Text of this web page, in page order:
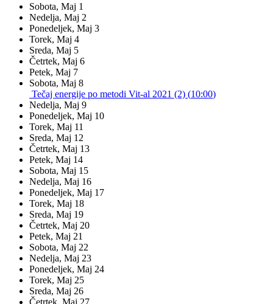
Sobota, Maj 1
Nedelja, Maj 2
Ponedeljek, Maj 3
Torek, Maj 4
Sreda, Maj 5
Četrtek, Maj 6
Petek, Maj 7
Sobota, Maj 8
Tečaj energije po metodi Vit-al 2021 (2) (10:00)
Nedelja, Maj 9
Ponedeljek, Maj 10
Torek, Maj 11
Sreda, Maj 12
Četrtek, Maj 13
Petek, Maj 14
Sobota, Maj 15
Nedelja, Maj 16
Ponedeljek, Maj 17
Torek, Maj 18
Sreda, Maj 19
Četrtek, Maj 20
Petek, Maj 21
Sobota, Maj 22
Nedelja, Maj 23
Ponedeljek, Maj 24
Torek, Maj 25
Sreda, Maj 26
Četrtek, Maj 27